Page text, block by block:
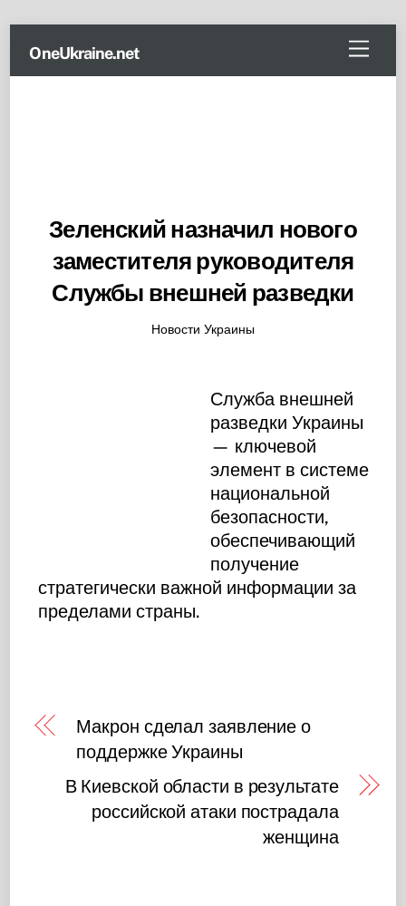
content
Menu
OneUkraine.net
Зеленский назначил нового
заместителя руководителя
Службы внешней разведки
Новости Украины
Служба внешней
разведки Украины
— ключевой
элемент в системе
национальной
безопасности,
обеспечивающий
получение
стратегически важной информации за
пределами страны.
Макрон сделал заявление о
поддержке Украины
В Киевской области в результате
российской атаки пострадала
женщина